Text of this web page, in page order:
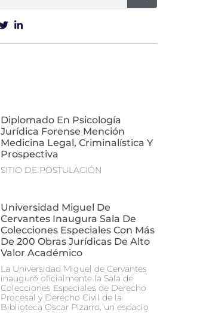
Diplomado En Psicología
Jurídica Forense Mención
Medicina Legal, Criminalística Y
Prospectiva
SITIO DE POSTULACIÓN
Universidad Miguel De
Cervantes Inaugura Sala De
Colecciones Especiales Con Más
De 200 Obras Jurídicas De Alto
Valor Académico
La Universidad Miguel de Cervantes
inauguró oficialmente la Sala de
Colecciones Especiales de Derecho
Procesal y Derecho Civil de la
Biblioteca Oscar Pizarro, un espacio